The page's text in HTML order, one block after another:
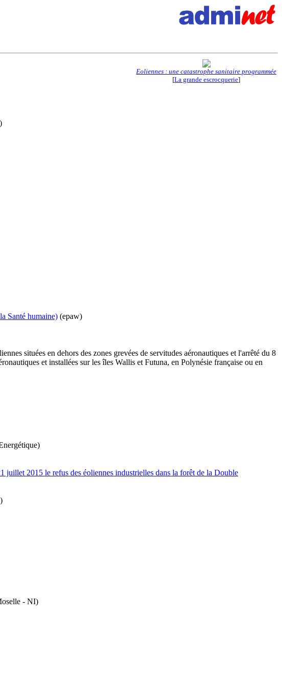
Eoliennes : une catastrophe sanitaire programmée
[La grande escrocquerie]
Santé humaine) (epaw)
situées en dehors des zones grevées de servitudes aéronautiques et l'arrêté du 8
et installées sur les îles Wallis et Futuna, en Polynésie française ou en
2015 le refus des éoliennes industrielles dans la forêt de la Double
- NI)